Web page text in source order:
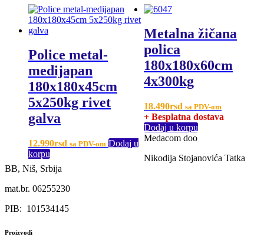
Police metal-
medijapan
180x180x45cm
5x250kg rivet
galva
12.990rsd sa PDV-om Dodaj u
korpu
Metalna žičana
polica
180x180x60cm
4x300kg
18.490rsd sa PDV-om
+ Besplatna dostava
Dodaj u korpu
Medacom doo
Nikodija Stojanovića Tatka
BB, Niš, Srbija
mat.br. 06255230
PIB: 101534145
Proizvodi